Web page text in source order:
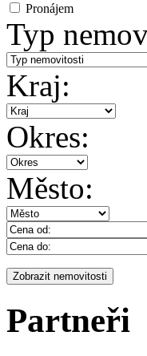
Pronájem
Typ
Kraj:
Okres:
Město:
Partneři